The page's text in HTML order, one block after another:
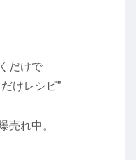
だけで
けレシピ”
売れ中。